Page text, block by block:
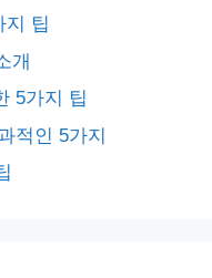
지 팁
개
5가지 팁
적인 5가지